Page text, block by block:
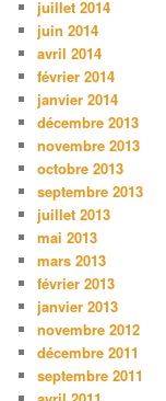
juillet 2014
juin 2014
avril 2014
février 2014
janvier 2014
décembre 2013
novembre 2013
octobre 2013
septembre 2013
juillet 2013
mai 2013
mars 2013
février 2013
janvier 2013
novembre 2012
décembre 2011
septembre 2011